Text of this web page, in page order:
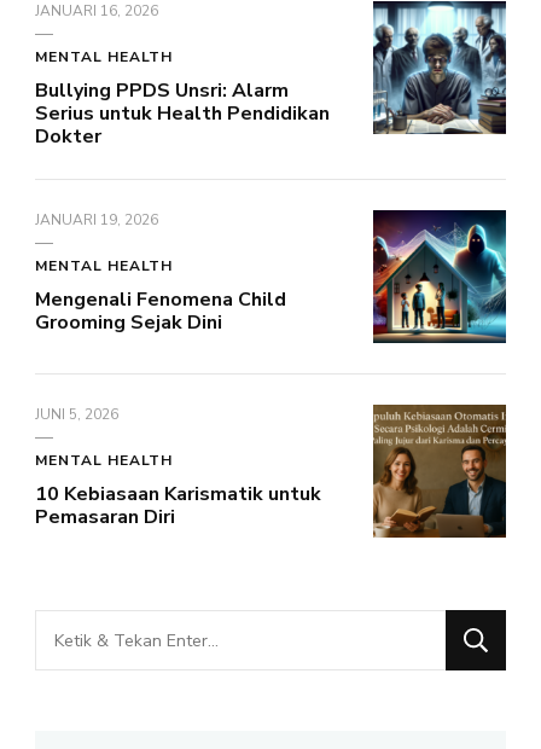
JANUARI 16, 2026
MENTAL HEALTH
Bullying PPDS Unsri: Alarm
Serius untuk Health Pendidikan
Dokter
JANUARI 19, 2026
MENTAL HEALTH
Mengenali Fenomena Child
Grooming Sejak Dini
JUNI 5, 2026
MENTAL HEALTH
10 Kebiasaan Karismatik untuk
Pemasaran Diri
Mencari
Sesuatu?